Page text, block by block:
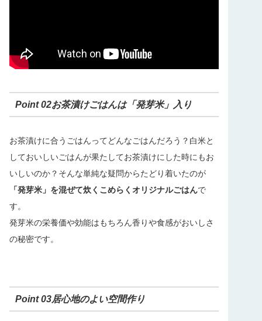
Point 02お茶漬けごはんは「発芽米」入り
お茶漬けに合うごはんってどんなごはんだろう？白米と
しておいしいごはんが果たしてお茶漬けにした時にもお
いしいのか？そんな単純な疑問からたどり着いたのが
「発芽米」を混ぜて炊くこめらくオリジナルごはんで
す。
発芽米の栄養価や効能はもちろん香りや食感がおいしさ
の秘密です。
Point 03居心地のよい空間作り